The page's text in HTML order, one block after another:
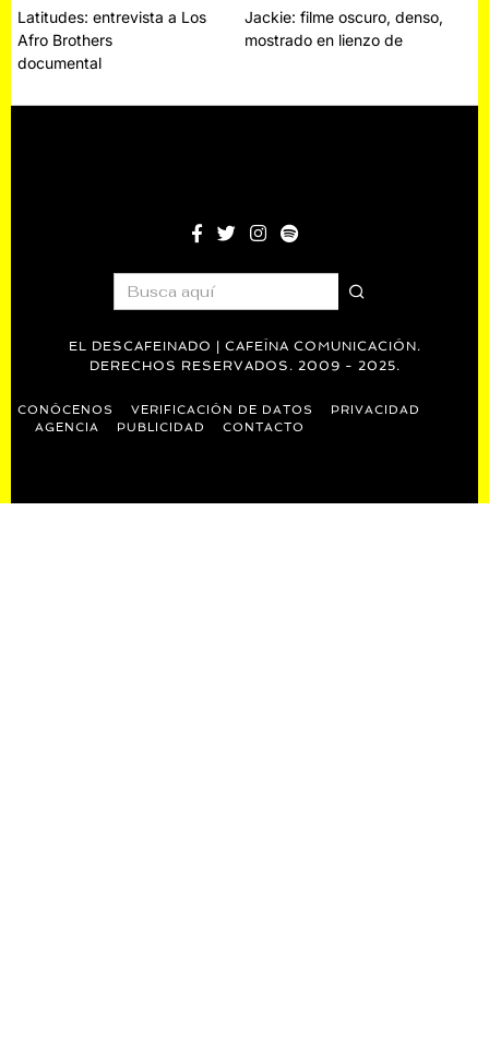
Navegación
de
Latitudes: entrevista a Los
Afro Brothers
Jackie: filme oscuro, denso,
mostrado en lienzo de
documental
EL DESCAFEINADO | CAFEÍNA COMUNICACIÓN.
DERECHOS RESERVADOS. 2009 - 2025.
CONÓCENOS VERIFICACIÓN DE DATOS
PRIVACIDAD
AGENCIA
PUBLICIDAD CONTACTO